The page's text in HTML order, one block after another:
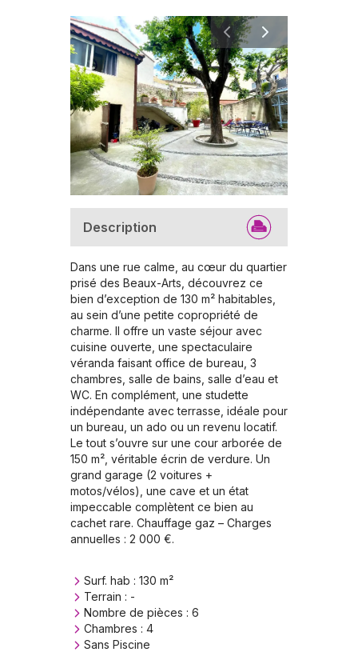
Description
Dans une rue calme, au cœur du quartier
prisé des Beaux-Arts, découvrez ce
bien d’exception de 130 m² habitables,
au sein d’une petite copropriété de
charme. Il offre un vaste séjour avec
cuisine ouverte, une spectaculaire
véranda faisant office de bureau, 3
chambres, salle de bains, salle d’eau et
WC. En complément, une studette
indépendante avec terrasse, idéale pour
un bureau, un ado ou un revenu locatif.
Le tout s’ouvre sur une cour arborée de
150 m², véritable écrin de verdure. Un
grand garage (2 voitures +
motos/vélos), une cave et un état
impeccable complètent ce bien au
cachet rare. Chauffage gaz – Charges
annuelles : 2 000 €.
Surf. hab : 130 m²
Terrain : -
Nombre de pièces : 6
Chambres : 4
Sans Piscine